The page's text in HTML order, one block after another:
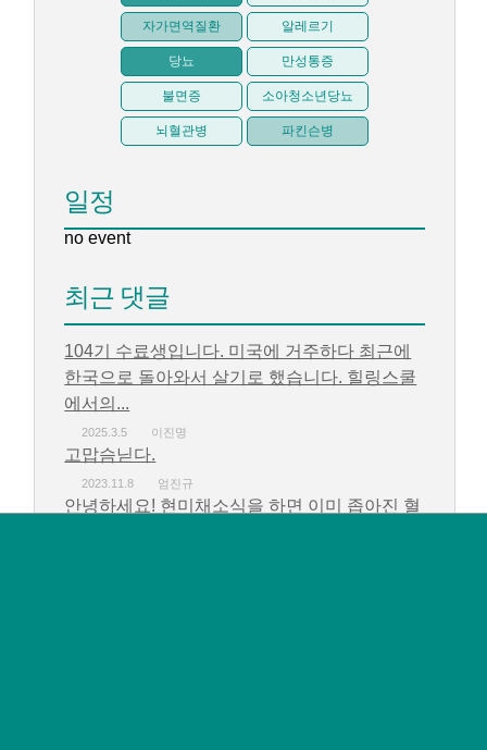
자가면역질환 알레르기
당뇨 만성통증
불면증 소아청소년당뇨
뇌혈관병 파킨슨병
일정
no event
최근 댓글
104기 수료생입니다. 미국에 거주하다 최근에
한국으로 돌아와서 살기로 했습니다. 힐링스쿨
에서의...
2025.3.5 이진명
고맙슴닏다.
2023.11.8 엄진규
안녕하세요! 현미채소식을 하면 이미 좁아진 혈